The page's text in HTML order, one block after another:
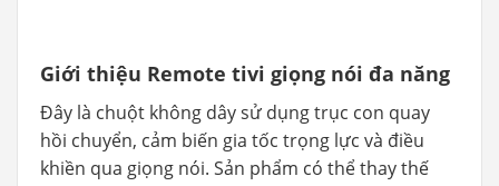
Giới thiệu Remote tivi giọng nói đa năng
Đây là chuột không dây sử dụng trục con quay
hồi chuyển, cảm biến gia tốc trọng lực và điều
khiền qua giọng nói. Sản phẩm có thể thay thế